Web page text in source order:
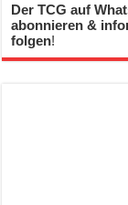
Der TCG auf
abonnieren &
folgen!